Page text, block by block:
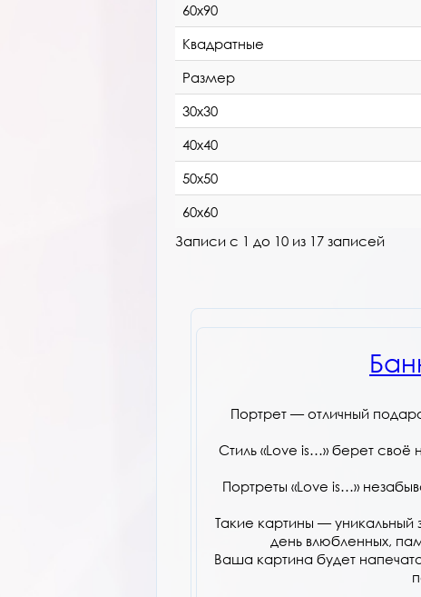
60х90
Квадратные
Размер
30х30
40х40
50х50
60х60
Записи с 1 до 10 из 17 записей
Портрет — отличный
Стиль «Love is…» берет своё
Портреты «Love is…»
Такие картины —
день влюбленных,
Ваша картина будет